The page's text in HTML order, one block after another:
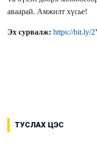
аваарай. Амжилт хүсье!
Эх сурвалж: https://bit.ly/
ТУСЛАХ ЦЭС